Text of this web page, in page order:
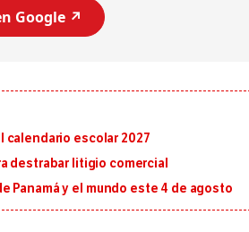
Google ↗️
calendario escolar 2027
destrabar litigio comercial
Panamá y el mundo este 4 de agosto
Un fuerte terremoto de magnitud
7,1 se registró este martes 28 de